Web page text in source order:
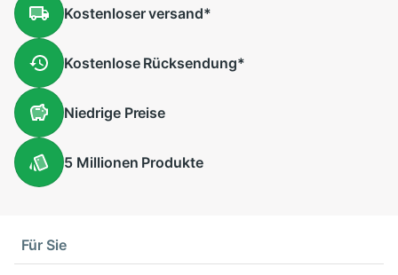
Kostenloserversand*
KostenloseRücksendung*
NiedrigePreise
5 Millionen Produkte
Für Sie